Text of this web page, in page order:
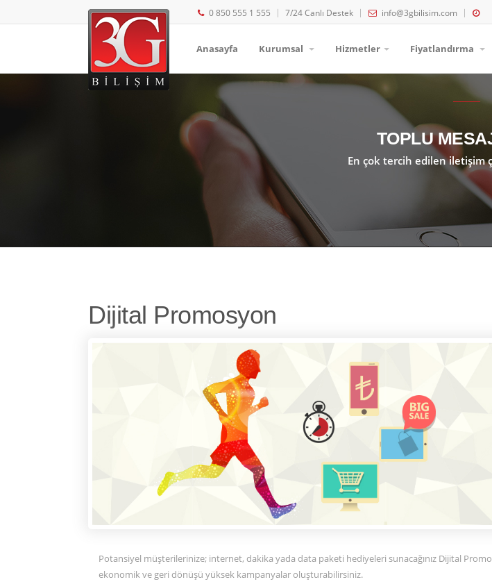
0 850 555 1 555 7/24 Canlı Destek info@3gbilisim.com
Anasayfa Kurumsal Hizmetler Fiyatlandırma
TOPLU
En çok tercih edilen iletişim
Dijital Promosyon
Potansiyel müşterilerinize; internet, dakika yada data paketi hediyeleri sunacağınız Dijital
ekonomik ve geri dönüşü yüksek kampanyalar oluşturabilirsiniz.